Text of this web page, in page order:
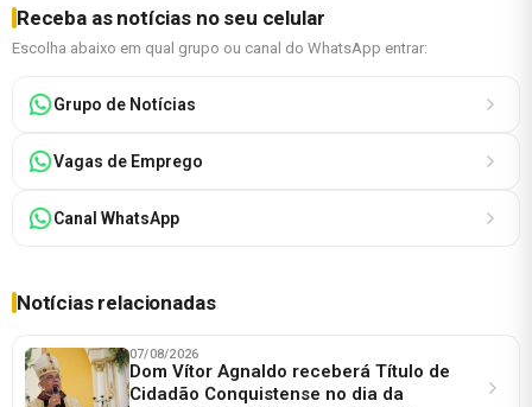
Receba as notícias no seu celular
Escolha abaixo em qual grupo ou canal do WhatsApp entrar:
Grupo de Notícias
Vagas de Emprego
Canal WhatsApp
Notícias relacionadas
07/08/2026
Dom Vítor Agnaldo receberá Título de
Cidadão Conquistense no dia da